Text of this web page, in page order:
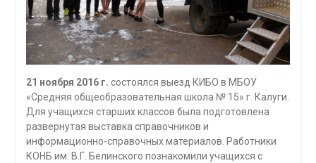
21 ноября 2016 г. состоялся выезд КИБО в МБОУ
«Средняя общеобразовательная школа № 15» г. Калуги.
Для учащихся старших классов была подготовлена
развернутая выставка справочников и
информационно-справочных материалов. Работники
КОНБ им. В.Г. Белинского познакомили учащихся с